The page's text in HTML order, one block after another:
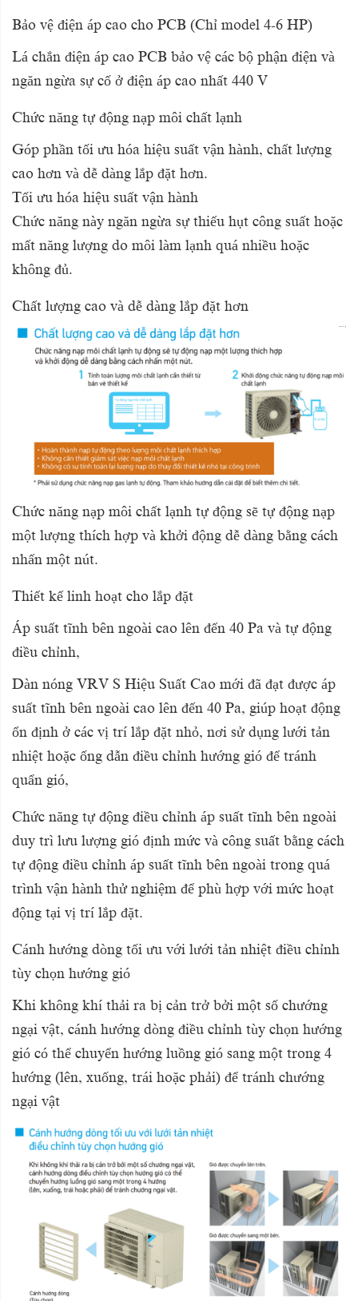
Bảo vệ điện áp cao cho PCB (Chỉ model 4-6 HP)
Lá chắn điện áp cao PCB bảo vệ các bộ phận điện và
ngăn ngừa sự cố ở điện áp cao nhất 440 V
Chức năng tự động nạp môi chất lạnh
Góp phần tối ưu hóa hiệu suất vận hành, chất lượng
cao hơn và dễ dàng lắp đặt hơn.
Tối ưu hóa hiệu suất vận hành
Chức năng này ngăn ngừa sự thiếu hụt công suất hoặc
mất năng lượng do môi làm lạnh quá nhiều hoặc
không đủ.
Chất lượng cao và dễ dàng lắp đặt hơn
Chức năng nạp môi chất lạnh tự động sẽ tự động nạp
một lượng thích hợp và khởi động dễ dàng bằng cách
nhấn một nút.
Thiết kế linh hoạt cho lắp đặt
Áp suất tĩnh bên ngoài cao lên đến 40 Pa và tự động
điều chỉnh,
Dàn nóng VRV S Hiệu Suất Cao mới đã đạt được áp
suất tĩnh bên ngoài cao lên đến 40 Pa, giúp hoạt động
ổn định ở các vị trí lắp đặt nhỏ, nơi sử dụng lưới tản
nhiệt hoặc ống dẫn điều chỉnh hướng gió để tránh
quẩn gió,
Chức năng tự động điều chỉnh áp suất tĩnh bên ngoài
duy trì lưu lượng gió định mức và công suất bằng cách
tự động điều chỉnh áp suất tĩnh bên ngoài trong quá
trình vận hành thử nghiệm để phù hợp với mức hoạt
động tại vị trí lắp đặt.
Cánh hướng dòng tối ưu với lưới tản nhiệt điều chỉnh
tùy chọn hướng gió
Khi không khí thải ra bị cản trở bởi một số chướng
ngại vật, cánh hướng dòng điều chỉnh tùy chọn hướng
gió có thể chuyển hướng luồng gió sang một trong 4
hướng (lên, xuống, trái hoặc phải) để tránh chướng
ngại vật